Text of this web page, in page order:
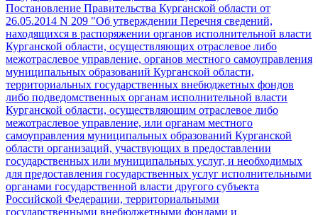
Постановление Правительства Курганской области от
26.05.2014 N 209 "Об утверждении Перечня сведений,
находящихся в распоряжении органов исполнительной власти
Курганской области, осуществляющих отраслевое либо
межотраслевое управление, органов местного самоуправления
муниципальных образований Курганской области,
территориальных государственных внебюджетных фондов
либо подведомственных органам исполнительной власти
Курганской области, осуществляющим отраслевое либо
межотраслевое управление, или органам местного
самоуправления муниципальных образований Курганской
области организаций, участвующих в предоставлении
государственных или муниципальных услуг, и необходимых
для предоставления государственных услуг исполнительными
органами государственной власти другого субъекта
Российской Федерации, территориальными
государственными внебюджетными фондами и